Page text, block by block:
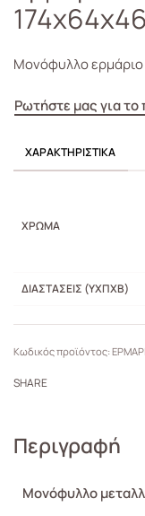
174x64x46
Μονόφυλλο ερμάριο
Ρωτήστε μας για το
ΧΑΡΑΚΤΗΡΙΣΤΙΚΆ
ΧΡΏΜΑ
ΔΙΑΣΤΆΣΕΙΣ (ΥXΠXB)
SHARE
Περιγραφή
Μονόφυλλο